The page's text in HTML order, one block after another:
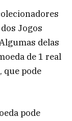
Jogos
delas
de 1 real
que pode
pode